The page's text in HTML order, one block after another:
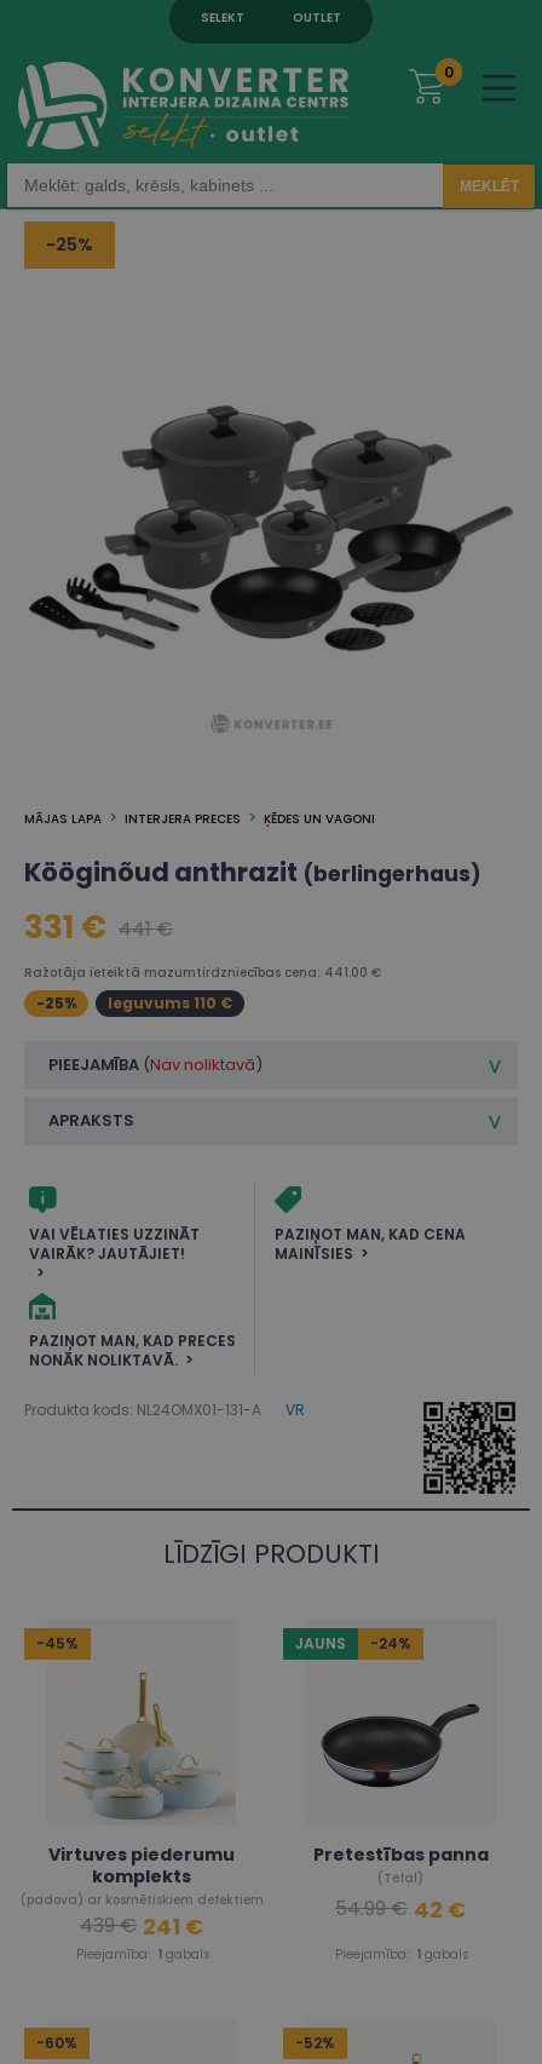
SELEKT OUTLET
0
MEKLĒT
-25%
MĀJAS LAPA INTERJERA PRECES ĶĒDES UN VAGONI
Kööginõud anthrazit (berlingerhaus)
331 € 441 €
Ražotāja ieteiktā mazumtirdzniecības cena: 441.00 €
-25% Ieguvums 110 €
PIEEJAMĪBA (Nav noliktavā)
APRAKSTS
VAI VĒLATIES UZZINĀT
VAIRĀK? JAUTĀJIET!
PAZIŅOT MAN, KAD CENA
MAINĪSIES
PAZIŅOT MAN, KAD PRECES
NONĀK NOLIKTAVĀ.
Produkta kods: NL24OMX01-131-A VR
LĪDZĪGI PRODUKTI
-45%
Virtuves piederumu
komplekts
(padova) ar kosmētiskiem defektiem
Pieejamība: 1 gabals
439 € 241 €
JAUNS -24%
Pretestības panna
(Tefal)
Pieejamība: 1 gabals
54.99 € 42 €
-60% -52%